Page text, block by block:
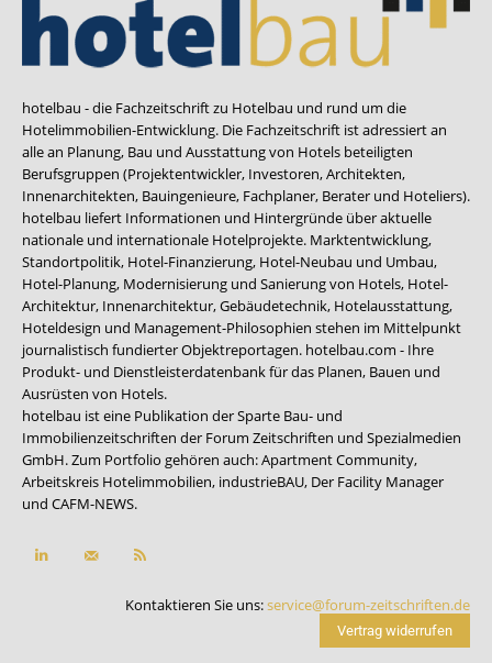
hotelbau - die Fachzeitschrift zu Hotelbau und rund um die
Hotelimmobilien-Entwicklung. Die Fachzeitschrift ist adressiert an
alle an Planung, Bau und Ausstattung von Hotels beteiligten
Berufsgruppen (Projektentwickler, Investoren, Architekten,
Innenarchitekten, Bauingenieure, Fachplaner, Berater und Hoteliers).
hotelbau liefert Informationen und Hintergründe über aktuelle
nationale und internationale Hotelprojekte. Marktentwicklung,
Standortpolitik, Hotel-Finanzierung, Hotel-Neubau und Umbau,
Hotel-Planung, Modernisierung und Sanierung von Hotels, Hotel-
Architektur, Innenarchitektur, Gebäudetechnik, Hotelausstattung,
Hoteldesign und Management-Philosophien stehen im Mittelpunkt
journalistisch fundierter Objektreportagen. hotelbau.com - Ihre
Produkt- und Dienstleisterdatenbank für das Planen, Bauen und
Ausrüsten von Hotels.
hotelbau ist eine Publikation der Sparte Bau- und
Immobilienzeitschriften der Forum Zeitschriften und Spezialmedien
GmbH. Zum Portfolio gehören auch:Apartment Community,
Arbeitskreis Hotelimmobilien, industrieBAU, Der Facility Manager
und CAFM-NEWS.
Kontaktieren Sie uns:service@forum-zeitschriften.de
Vertrag widerrufen